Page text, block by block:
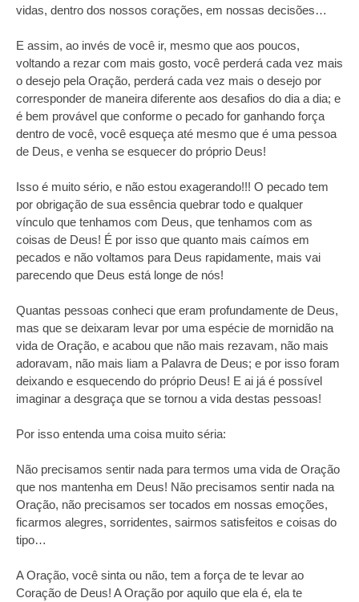
vidas, dentro dos nossos corações, em nossas decisões…
E assim, ao invés de você ir, mesmo que aos poucos,
voltando a rezar com mais gosto, você perderá cada vez mais
o desejo pela Oração, perderá cada vez mais o desejo por
corresponder de maneira diferente aos desafios do dia a dia; e
é bem provável que conforme o pecado for ganhando força
dentro de você, você esqueça até mesmo que é uma pessoa
de Deus, e venha se esquecer do próprio Deus!
Isso é muito sério, e não estou exagerando!!! O pecado tem
por obrigação de sua essência quebrar todo e qualquer
vínculo que tenhamos com Deus, que tenhamos com as
coisas de Deus! É por isso que quanto mais caímos em
pecados e não voltamos para Deus rapidamente, mais vai
parecendo que Deus está longe de nós!
Quantas pessoas conheci que eram profundamente de Deus,
mas que se deixaram levar por uma espécie de mornidão na
vida de Oração, e acabou que não mais rezavam, não mais
adoravam, não mais liam a Palavra de Deus; e por isso foram
deixando e esquecendo do próprio Deus! E ai já é possível
imaginar a desgraça que se tornou a vida destas pessoas!
Por isso entenda uma coisa muito séria:
Não precisamos sentir nada para termos uma vida de Oração
que nos mantenha em Deus! Não precisamos sentir nada na
Oração, não precisamos ser tocados em nossas emoções,
ficarmos alegres, sorridentes, sairmos satisfeitos e coisas do
tipo…
A Oração, você sinta ou não, tem a força de te levar ao
Coração de Deus! A Oração por aquilo que ela é, ela te